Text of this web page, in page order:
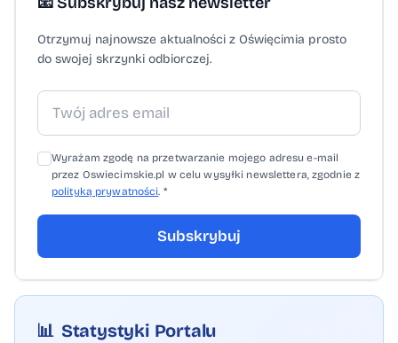
Otrzymuj najnowsze aktualności z Oświęcimia prosto
do swojej skrzynki odbiorczej.
Wyrażam zgodę na przetwarzanie mojego adresu e-mail
przez Oswiecimskie.pl w celu wysyłki newslettera, zgodnie z
polityką prywatności. *
Subskrybuj
📊 Statystyki Portalu